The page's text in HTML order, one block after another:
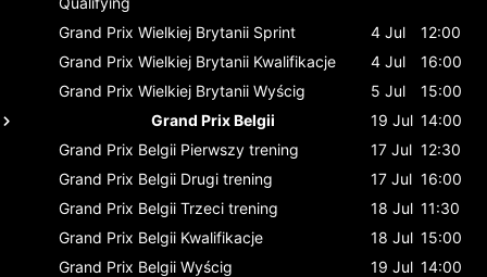
Grand Prix Wielkiej Brytanii Sprint 4 Jul
12:00
Grand Prix Wielkiej Brytanii Kwalifikacje 4 Jul
16:00
Grand Prix Wielkiej Brytanii Wyścig 5 Jul
15:00
Grand Prix Belgii
19 Jul 14:00
Grand Prix Belgii Pierwszy trening 17 Jul 12:30
Grand Prix Belgii Drugi trening 17 Jul 16:00
Grand Prix Belgii Trzeci trening 18 Jul 11:30
Grand Prix Belgii Kwalifikacje 18 Jul 15:00
Grand Prix Belgii Wyścig 19 Jul 14:00